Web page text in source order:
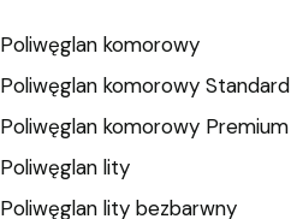
Poliwęglan komorowy
Poliwęglan komorowy Standard
Poliwęglan komorowy Premium
Poliwęglan lity
Poliwęglan lity bezbarwny